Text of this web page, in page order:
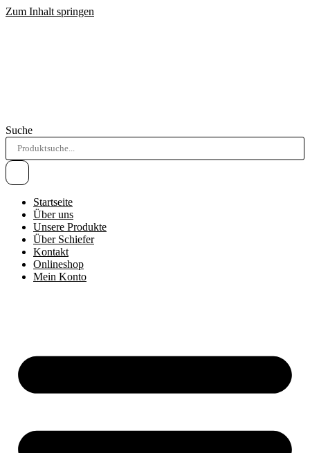
Zum Inhalt springen
Suche
Startseite
Über uns
Unsere Produkte
Über Schiefer
Kontakt
Onlineshop
Mein Konto